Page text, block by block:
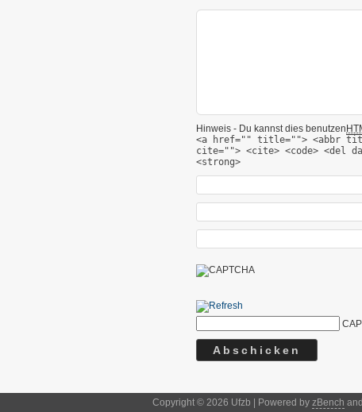
Hinweis - Du kannst dies benutzen
<a href="" title=""> <abbr
cite=""> <cite> <code> <del
<strong>
Copyright © 2026 Ufzb | Powered by zBench and